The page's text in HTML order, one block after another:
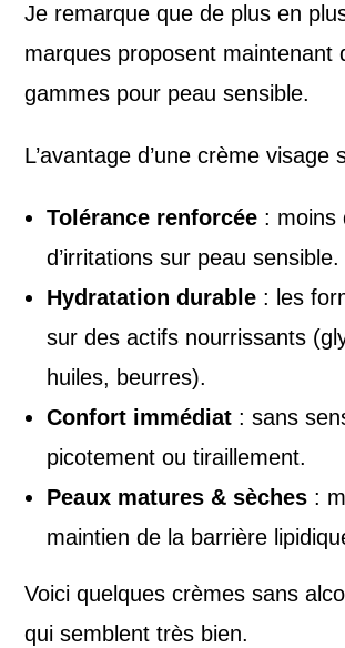
Je remarque que de plus en
marques proposent maintenant
gammes pour peau sensible.
L’avantage d’une crème visage
Tolérance renforcée : moins
d’irritations sur peau sensible.
Hydratation durable : les
sur des actifs nourrissants
huiles, beurres).
Confort immédiat : sans
picotement ou tiraillement.
Peaux matures & sèches :
maintien de la barrière
Voici quelques crèmes sans
qui semblent très bien.